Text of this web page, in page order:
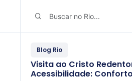
Blog Rio
Visita ao Cristo
Acessibilidade: